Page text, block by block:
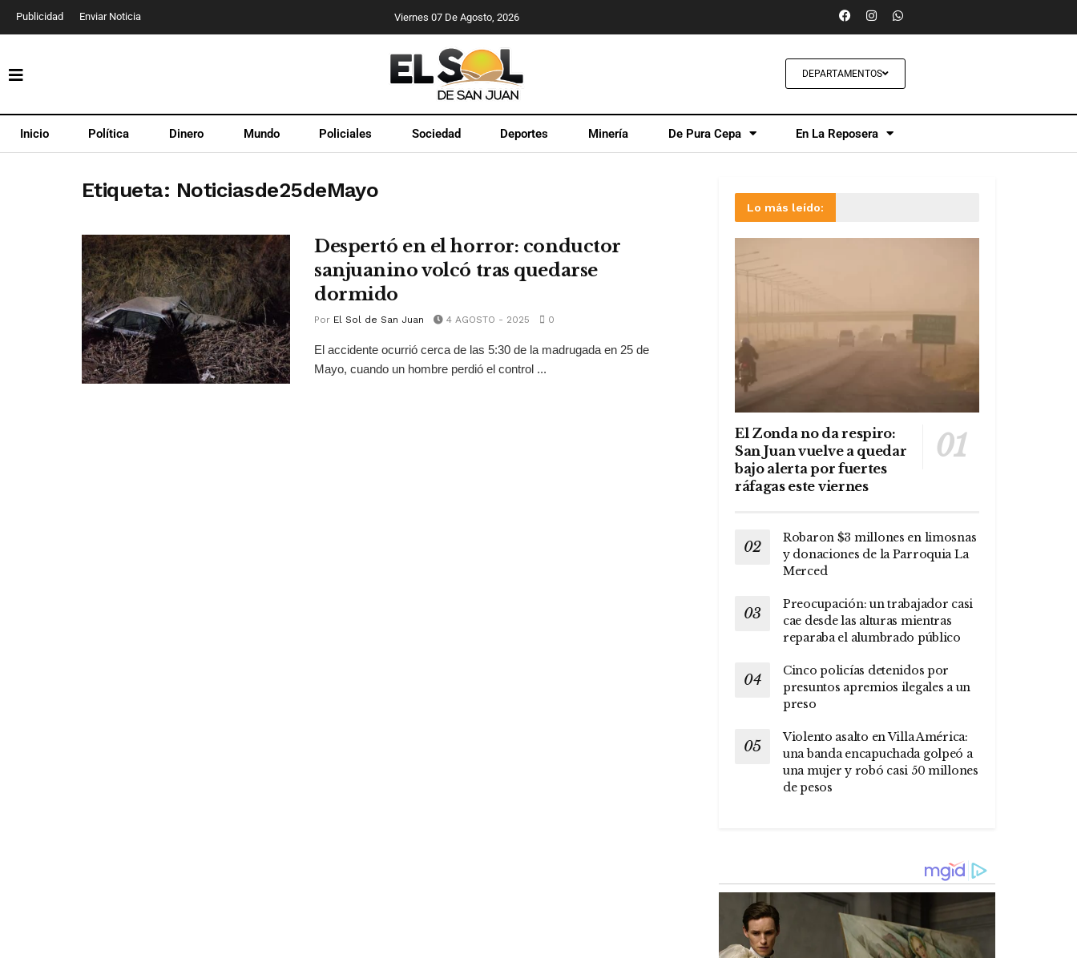
Publicidad Enviar Noticia Viernes 07 De Agosto, 2026
DEPARTAMENTOS
Inicio Política Dinero Mundo Policiales Sociedad Deportes Minería De Pura Cepa En La Reposera
Etiqueta: Noticiasde25deMayo
Despertó en el horror: conductor
sanjuanino volcó tras quedarse
dormido
Por El Sol de San Juan 4 AGOSTO - 2025 0
El accidente ocurrió cerca de las 5:30 de la madrugada en 25 de
Mayo, cuando un hombre perdió el control ...
Lo más leído:
El Zonda no da respiro:
San Juan vuelve a quedar
bajo alerta por fuertes
ráfagas este viernes
Robaron $3 millones en limosnas
y donaciones de la Parroquia La
Merced
Preocupación: un trabajador casi
cae desde las alturas mientras
reparaba el alumbrado público
Cinco policías detenidos por
presuntos apremios ilegales a un
preso
Violento asalto en Villa América:
una banda encapuchada golpeó a
una mujer y robó casi 50 millones
de pesos